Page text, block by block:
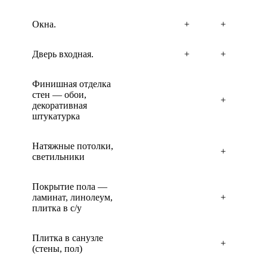
Окна. + +
Дверь входная. + +
Финишная отделка
стен — обои,
декоративная
штукатурка
+
Натяжные потолки,
светильники
+
Покрытие пола —
ламинат, линолеум,
плитка в с/у
+
Плитка в санузле
(стены, пол)
+